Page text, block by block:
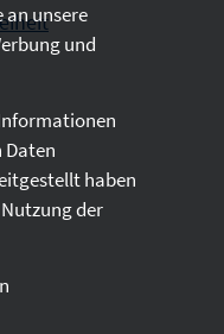
an unsere
und
haben
der